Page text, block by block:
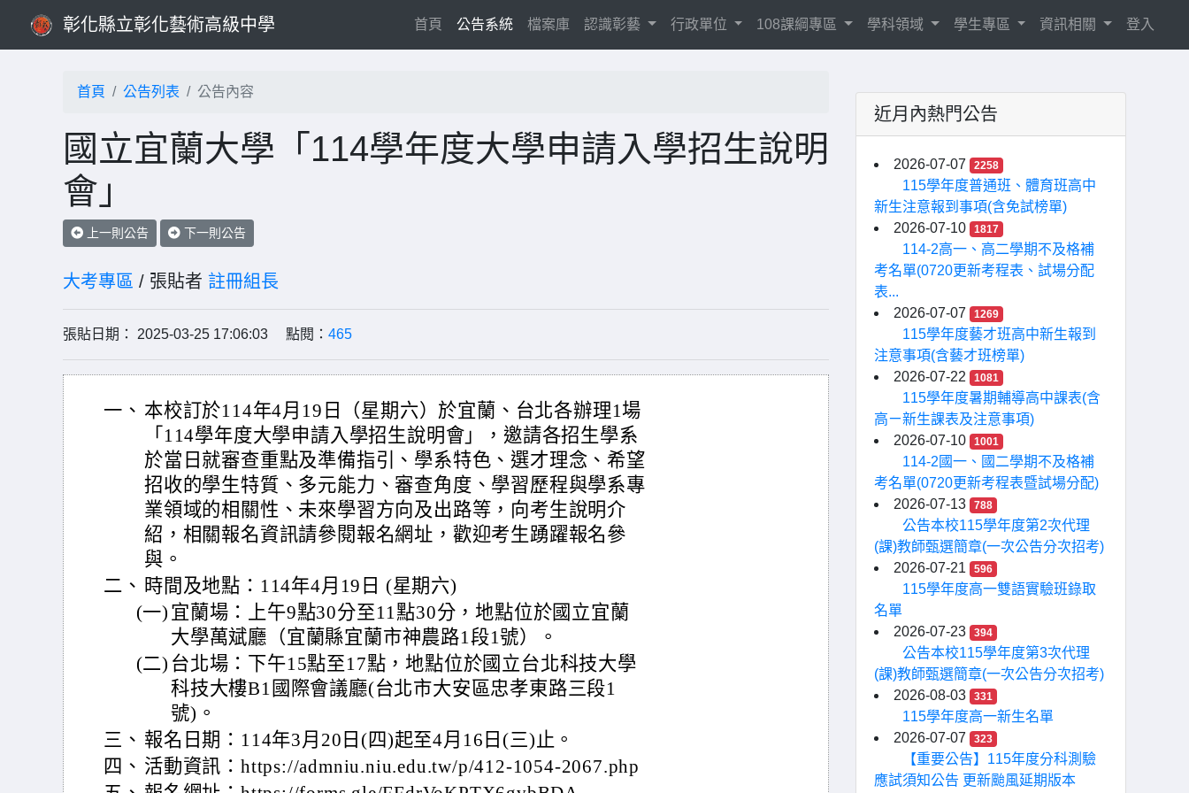
彰化縣立彰化藝術高級中學 首頁(current)
公告系統 檔案庫 認識彰藝 行政單位 108課綱專區 學科領域 學生專區 資訊相關 登入
首頁 公告列表 公告內容
國立宜蘭大學「114學年度大學申請入學招生說明
會」
上一則公告 下一則公告
大考專區 / 張貼者 註冊組長
張貼日期： 2025-03-25 17:06:03 點閱： 465
一、 本校訂於114年4月19日（星期六）於宜蘭、台北各辦理1場
「114學年度大學申請入學招生說明會」，邀請各招生學系
於當日就審查重點及準備指引、學系特色、選才理念、希望
招收的學生特質、多元能力、審查角度、學習歷程與學系專
業領域的相關性、未來學習方向及出路等，向考生說明介
紹，相關報名資訊請參閱報名網址，歡迎考生踴躍報名參
與。
二、 時間及地點：114年4月19日 (星期六)
(一) 宜蘭場：上午9點30分至11點30分，地點位於國立宜蘭
大學萬斌廳（宜蘭縣宜蘭市神農路1段1號）。
(二) 台北場：下午15點至17點，地點位於國立台北科技大學
科技大樓B1國際會議廳(台北市大安區忠孝東路三段1
號)。
三、 報名日期：114年3月20日(四)起至4月16日(三)止。
四、 活動資訊：https://admniu.niu.edu.tw/p/412-1054-2067.php
近月內熱門公告
2026-07-07 2258
115學年度普通班、體育班高中
新生注意報到事項(含免試榜單)
2026-07-10
1817
114-2高一、高二學期不及格補
考名單(0720更新考程表、試場分配
表...
2026-07-07
1269
115學年度藝才班高中新生報到
注意事項(含藝才班榜單)
2026-07-22
1081
115學年度暑期輔導高中課表(含
高ㄧ新生課表及注意事項)
2026-07-10
1001
114-2國一、國二學期不及格補
考名單(0720更新考程表暨試場分配)
2026-07-13
788
公告本校115學年度第2次代理
(課)教師甄選簡章(一次公告分次招考)
2026-07-21
596
115學年度高一雙語實驗班錄取
名單
2026-07-23
394
公告本校115學年度第3次代理
(課)教師甄選簡章(一次公告分次招考)
2026-08-03
331
115學年度高一新生名單
2026-07-07
323
【重要公告】115年度分科測驗
應試須知公告 更新颱風延期版本